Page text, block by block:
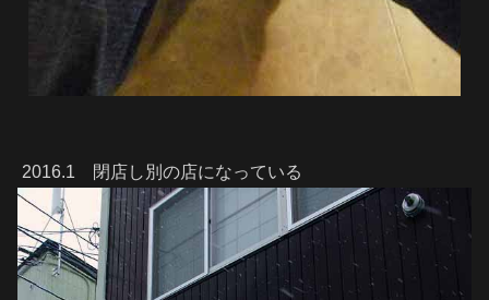
2016.1 閉店し別の店になっている